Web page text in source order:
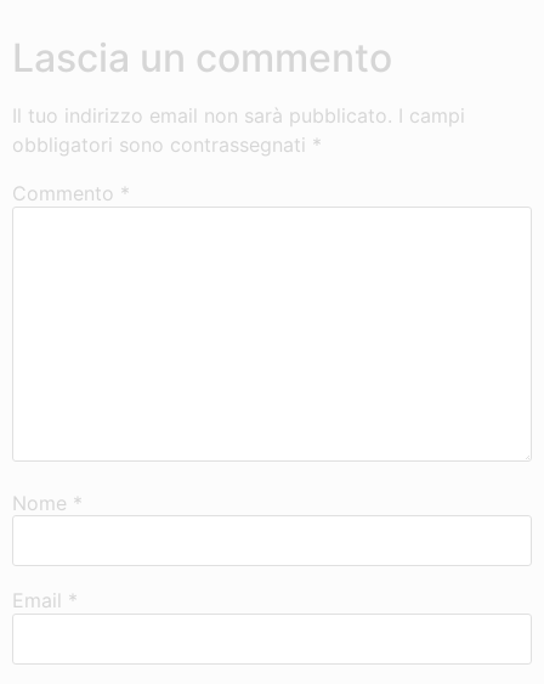
Lascia un commento
Il tuo indirizzo email non sarà pubblicato. I campi
obbligatori sono contrassegnati *
Commento *
Nome *
Email *